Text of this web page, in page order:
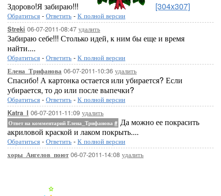
Здорово!Я забираю!!! [304x307]
Обратиться - Ответить - К полной версии
Streki 06-07-2011-08:47 удалить
Забираю себе!!! Столько идей, к ним бы еще и время
найти....
Обратиться - Ответить - К полной версии
Елена_Трифанова 06-07-2011-10:36 удалить
Спасибо! А картонка остается или убирается? Если
убирается, то до или после выпечки?
Обратиться - Ответить - К полной версии
Katra_I 06-07-2011-11:09 удалить
Ответ на комментарий Елена_Трифанова # Да можно ее покрасить
акриловой краской и лаком покрыть....
Обратиться - Ответить - К полной версии
хоры_Ангелов_поют06-07-2011-14:08 удалить